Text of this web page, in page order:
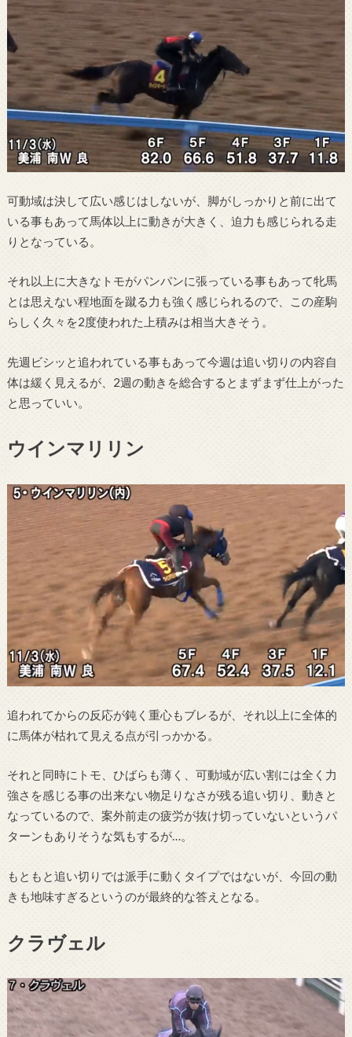
可動域は決して広い感じはしないが、脚がしっかりと前に出て
いる事もあって馬体以上に動きが大きく、迫力も感じられる走
りとなっている。
それ以上に大きなトモがパンパンに張っている事もあって牝馬
とは思えない程地面を蹴る力も強く感じられるので、この産駒
らしく久々を2度使われた上積みは相当大きそう。
先週ビシッと追われている事もあって今週は追い切りの内容自
体は緩く見えるが、2週の動きを総合するとまずまず仕上がった
と思っていい。
ウインマリリン
追われてからの反応が鈍く重心もブレるが、それ以上に全体的
に馬体が枯れて見える点が引っかかる。
それと同時にトモ、ひばらも薄く、可動域が広い割には全く力
強さを感じる事の出来ない物足りなさが残る追い切り、動きと
なっているので、案外前走の疲労が抜け切っていないというパ
ターンもありそうな気もするが…。
もともと追い切りでは派手に動くタイプではないが、今回の動
きも地味すぎるというのが最終的な答えとなる。
クラヴェル